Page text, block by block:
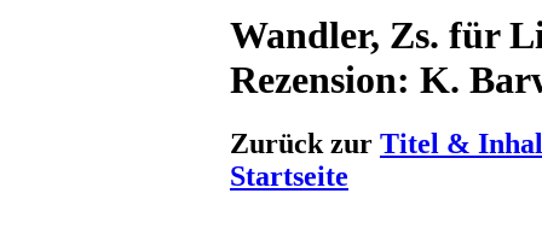
Wandler, Zs. für
Rezension: K.
Zurück zur Titel &
Startseite